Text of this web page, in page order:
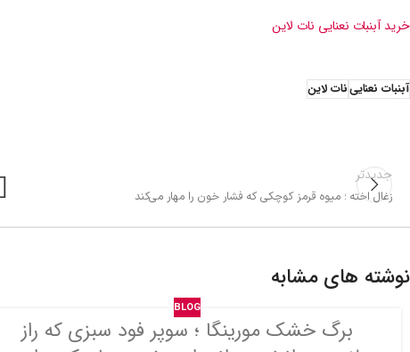
خرید آبنبات نعنایی نات لاین
آبنبات نعنایینات لاین
جدیدتر
زغال اخته ؛ میوه قرمز کوچکی که فشار خون را مهار می‌کند
نوشته های مشابه
BLOG
برگ خشک مورینگا ؛ سوپر فود سبزی که راز